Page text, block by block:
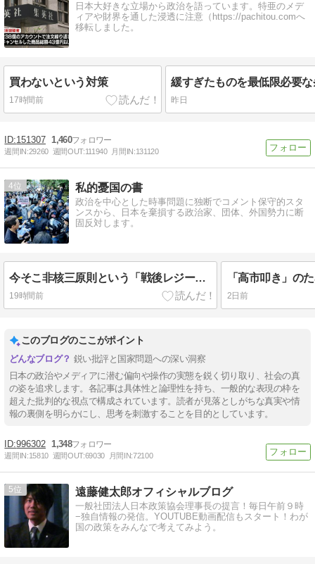
日本大好きな立場から政治を語っています。特亜のメデ
ィアや財界を通した浸透に注意（https://pachitou.comへ
移転しました。
買わないという対策
17時間前 昨日
151307 1,460
週間IN:29260 週間OUT:111940 月間IN:131120
4 私的憂国の書
政治を中心とした時事問題に独断でコメント保守的スタ
ンスから、日本を棄損する政治家、団体、外国勢力に断
固反対します。
今そこ非核三原則という「戦後レジーム」を打ち破れ
19時間前 2日前
このブログのここがポイント
鋭い批評と国家問題への深い洞察
日本の政治やメディアに潜む偏向や操作の実態を鋭く切り取り、社会の真
の姿を追求します。各記事は具体性と論理性を持ち、一般的な表現の枠を
超えた批判的な視点で構成されています。読者が見落としがちな真実や情
報の裏側を明らかにし、思考を刺激することを目的としています。
996302 1,348
週間IN:15810 週間OUT:69030 月間IN:72100
5 遠藤健太郎オフィシャルブログ
一般社団法人日本政策協会理事長の提言！毎日午前９時
−独自情報の発信。YOUTUBE動画配信もスタート！わが
国の政策をみんなで考えてみよう。